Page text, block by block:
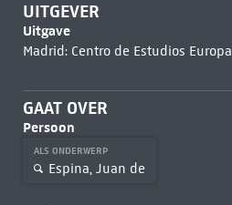
UITGEVER
Uitgave
Madrid: Centro de Estudios
GAAT OVER
Persoon
ALS ONDERWERP
Espina, Juan de